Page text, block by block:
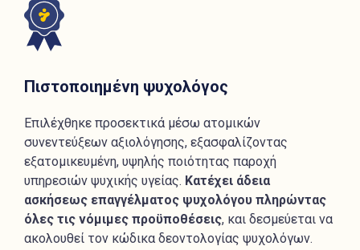
Πιστοποιημένη ψυχολόγος
Επιλέχθηκε προσεκτικά μέσω ατομικών
συνεντεύξεων αξιολόγησης, εξασφαλίζοντας
εξατομικευμένη, υψηλής ποιότητας παροχή
υπηρεσιών ψυχικής υγείας. Κατέχει άδεια
ασκήσεως επαγγέλματος ψυχολόγου πληρώντας
όλες τις νόμιμες προϋποθέσεις, και δεσμεύεται να
ακολουθεί τον κώδικα δεοντολογίας ψυχολόγων.